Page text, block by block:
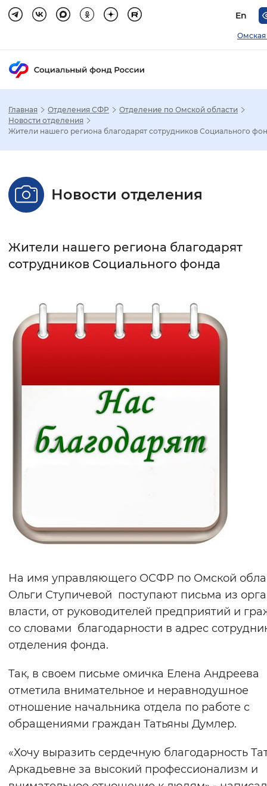
En
Омская
Настройка режима отображения
Стандартный Увеличенный
Без засечек С засечками
Нормальный Увеличенный
Синий фон
Изображения
Включены Выключены
Главная Отделения СФР
Отделение по Омской области
Новости отделения
Жители нашего региона благодарят сотрудников Социального
Новости отделения
Жители нашего региона благодарят
сотрудников Социального фонда
На имя управляющего ОСФР по Омской
Ольги Ступичевой поступают письма из
власти, от руководителей предприятий и
со словами благодарности в адрес
отделения фонда.
Так, в своем письме омичка Елена Андреева
отметила внимательное и неравнодушное
отношение начальника отдела по работе с
обращениями граждан Татьяны Думлер.
«Хочу выразить сердечную благодарность
Аркадьевне за высокий профессионализм и